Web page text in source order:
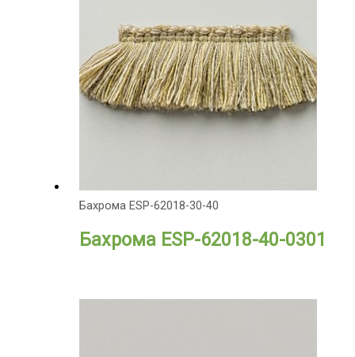
Бахрома ESP-62018-30-40
Бахрома ESP-62018-40-0301